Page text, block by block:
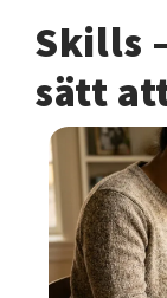
Skills
sätt